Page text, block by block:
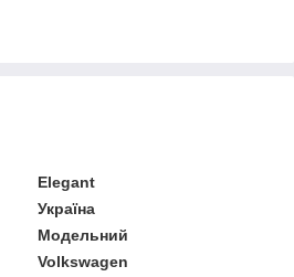
Elegant
Україна
Модельний
Volkswagen